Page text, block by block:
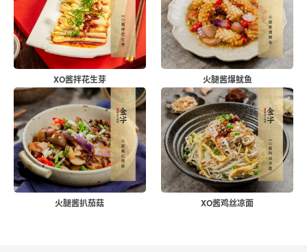
XO酱拌花生芽 火腿酱爆鱿鱼
火腿酱扒茄菇 XO酱鸡丝凉面